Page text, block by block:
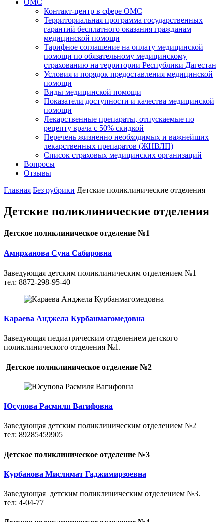
ОМС
Контакт-центр в сфере ОМС
Территориальная программа государственных
гарантий бесплатного оказания гражданам
медицинской помощи
Тарифное соглашение на оплату медицинской
помощи по обязательному медицинскому
страхованию на территории Республики Дагестан
Условия и порядок предоставления медицинской
помощи
Виды медицинской помощи
Показатели доступности и качества медицинской
помощи
Лекарственные препараты, отпускаемые по
рецепту врача с 50% скидкой
Перечень жизненно необходимых и важнейших
лекарственных препаратов (ЖНВЛП)
Список страховых медицинских организаций
Вопросы
Отзывы
Главная Без рубрики Детские поликлинические отделения
Детские поликлинические отделения
Детское поликлиническое отделение №1
Амирханова Суна Сабировна
Заведующая детским поликлиническим отделением №1
тел: 8872-298-95-40
Караева Анджела Курбанмагомедовна
Заведующая педиатрическим отделением детского
поликлинического отделения №1.
Детское поликлиническое отделение №2
Юсупова Расмиля Вагифовна
Заведующая детским поликлиническим отделением №2
тел: 89285459905
Детское поликлиническое отделение №3
Курбанова Мислимат Гаджимирзоевна
Заведующая детским поликлиническим отделением №3.
тел: 4-04-77